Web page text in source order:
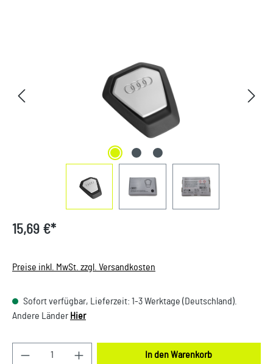
15,69 €*
Preise inkl. MwSt. zzgl. Versandkosten
Sofort verfügbar, Lieferzeit: 1-3 Werktage (Deutschland).
Andere Länder Hier
Produkt Anzahl: Gib den gewünschten Wert ein
In den Warenkorb